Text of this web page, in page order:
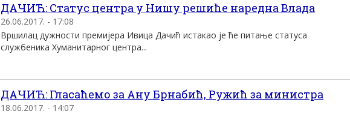
ДАЧИЋ: Статус центра у Нишу решиће наредна Влада
26.06.2017. - 17:08
Вршилац дужности премијера Ивица Дачић истакао је ће питање статуса
службеника Хуманитарног центра...
ДАЧИЋ: Гласаћемо за Ану Брнабић, Ружић за министра
18.06.2017. - 14:07